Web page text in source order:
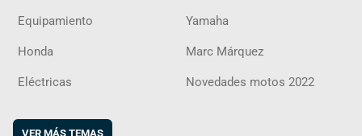
Equipamiento Yamaha
Honda Marc Márquez
Eléctricas Novedades motos 2022
VER MÁS TEMAS